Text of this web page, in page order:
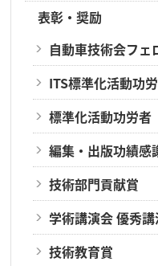
表彰・奨励
自動車技術会フェ
ITS標準化活動功
標準化活動功労者
編集・出版功績感
技術部門貢献賞
学術講演会 優秀
技術教育賞